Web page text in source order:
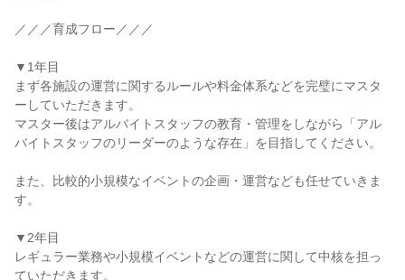
／／／育成フロー／／／
▼1年目
まず各施設の運営に関するルールや料金体系などを完璧にマスタ
ーしていただきます。
マスター後はアルバイトスタッフの教育・管理をしながら「アル
バイトスタッフのリーダーのような存在」を目指してください。
また、比較的小規模なイベントの企画・運営なども任せていきま
す。
▼2年目
レギュラー業務や小規模イベントなどの運営に関して中核を担っ
ていただきます。